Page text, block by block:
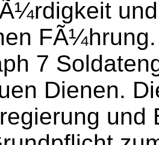
7
Dienen.
und